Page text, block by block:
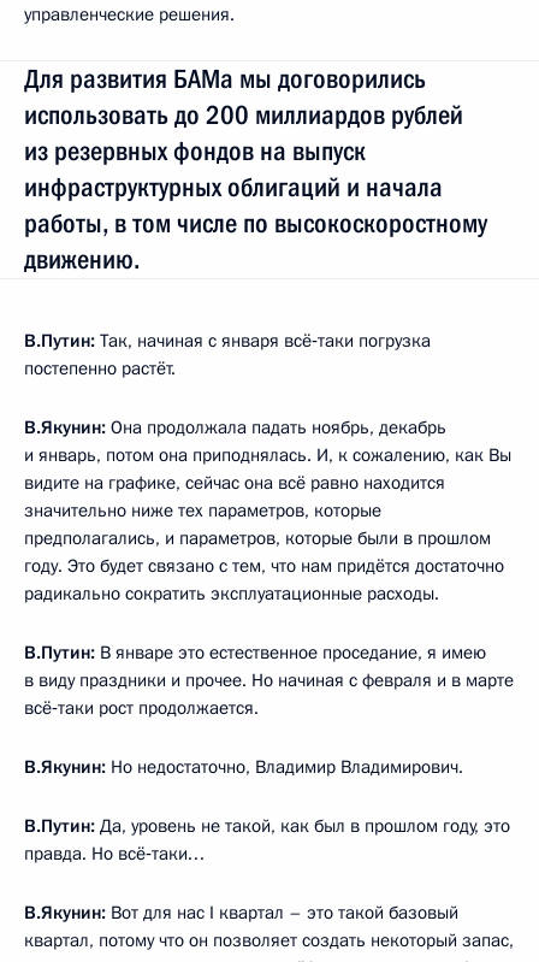
управленческие решения.
Для развития БАМа мы договорились
использовать до 200 миллиардов рублей
из резервных фондов на выпуск
инфраструктурных облигаций и начала
работы, в том числе по высокоскоростному
движению.
В.Путин: Так, начиная с января всё‑таки погрузка
постепенно растёт.
В.Якунин: Она продолжала падать ноябрь, декабрь
и январь, потом она приподнялась. И, к сожалению, как Вы
видите на графике, сейчас она всё равно находится
значительно ниже тех параметров, которые
предполагались, и параметров, которые были в прошлом
году. Это будет связано с тем, что нам придётся достаточно
радикально сократить эксплуатационные расходы.
В.Путин: В январе это естественное проседание, я имею
в виду праздники и прочее. Но начиная с февраля и в марте
всё‑таки рост продолжается.
В.Якунин: Но недостаточно, Владимир Владимирович.
В.Путин: Да, уровень не такой, как был в прошлом году, это
правда. Но всё‑таки…
В.Якунин: Вот для нас I квартал – это такой базовый
квартал, потому что он позволяет создать некоторый запас,